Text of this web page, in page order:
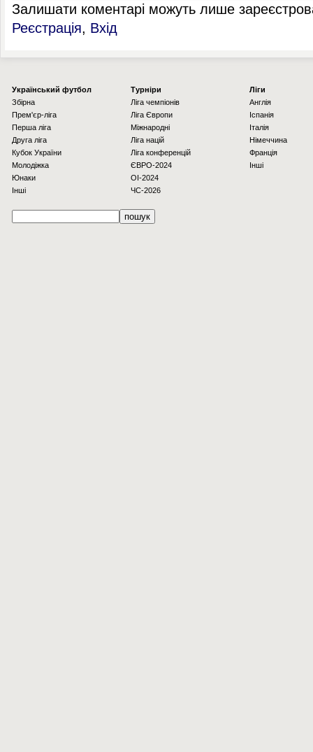
Залишати коментарі можуть лише
Реєстрація, Вхід
Українcький футбол
Збірна
Прем'єр-ліга
Перша ліга
Друга ліга
Кубок України
Молодіжка
Юнаки
Інші
Турніри
Ліга чемпіонів
Ліга Європи
Міжнародні
Ліга націй
Ліга конференцій
ЄВРО-2024
OI-2024
ЧС-2026
Ліги
Англія
Іспанія
Італія
Німеччина
Франція
Інші